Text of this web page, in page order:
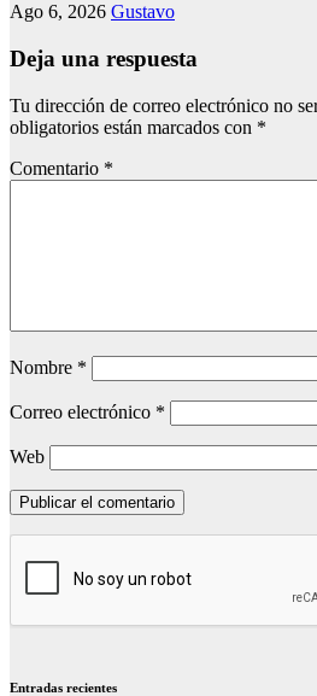
Ago 6, 2026 Gustavo
Deja una respuesta
Tu dirección de correo electrónico no
obligatorios están marcados con *
Comentario *
Nombre *
Correo electrónico *
Web
Entradas recientes